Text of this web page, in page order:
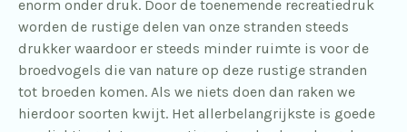
enorm onder druk. Door de toenemende recreatiedruk
worden de rustige delen van onze stranden steeds
drukker waardoor er steeds minder ruimte is voor de
broedvogels die van nature op deze rustige stranden
tot broeden komen. Als we niets doen dan raken we
hierdoor soorten kwijt. Het allerbelangrijkste is goede